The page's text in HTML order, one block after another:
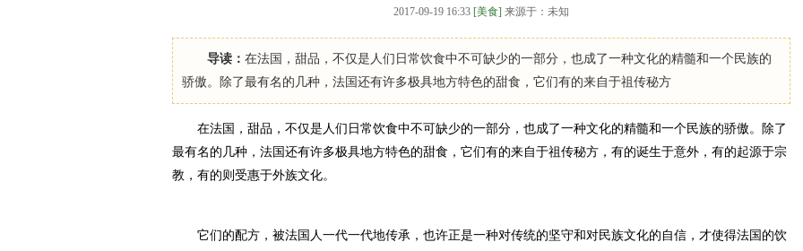
2017-09-19 16:33 [美食] 来源于：未知
导读： 在法国，甜品，不仅是人们日常饮食中不可缺少的一部分，也成了一种文化的精髓和一个民族的
骄傲。除了最有名的几种，法国还有许多极具地方特色的甜食，它们有的来自于祖传秘方
在法国，甜品，不仅是人们日常饮食中不可缺少的一部分，也成了一种文化的精髓和一个民族的骄傲。除了
最有名的几种，法国还有许多极具地方特色的甜食，它们有的来自于祖传秘方，有的诞生于意外，有的起源于宗
教，有的则受惠于外族文化。
它们的配方，被法国人一代一代地传承，也许正是一种对传统的坚守和对民族文化的自信，才使得法国的饮